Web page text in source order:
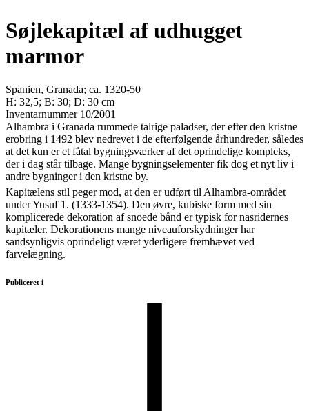
Søjlekapitæl af udhugget
marmor
Spanien, Granada; ca. 1320-50
H: 32,5; B: 30; D: 30 cm
Inventarnummer 10/2001
Alhambra i Granada rummede talrige paladser, der efter den kristne
erobring i 1492 blev nedrevet i de efterfølgende århundreder, således
at det kun er et fåtal bygningsværker af det oprindelige kompleks,
der i dag står tilbage. Mange bygningselementer fik dog et nyt liv i
andre bygninger i den kristne by.
Kapitælens stil peger mod, at den er udført til Alhambra-området
under Yusuf 1. (1333-1354). Den øvre, kubiske form med sin
komplicerede dekoration af snoede bånd er typisk for nasridernes
kapitæler. Dekorationens mange niveauforskydninger har
sandsynligvis oprindeligt været yderligere fremhævet ved
farvelægning.
Publiceret i